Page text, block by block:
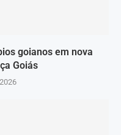
goianos em nova
Goiás